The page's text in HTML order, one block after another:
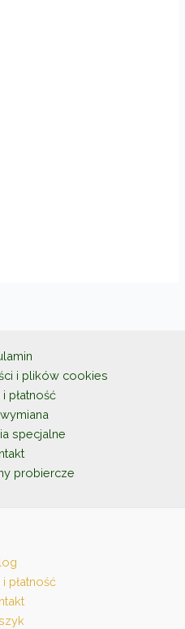
i plików cookies
płatność
specjalne
probiercze
płatność